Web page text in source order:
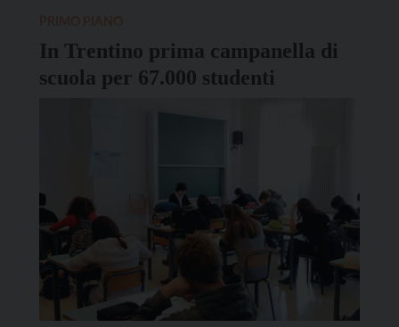
In Trentino prima campanella di
scuola per 67.000 studenti